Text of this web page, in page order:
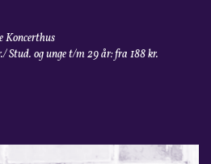
Koncerthus
Stud. og unge t/m 29 år: fra 188 kr.